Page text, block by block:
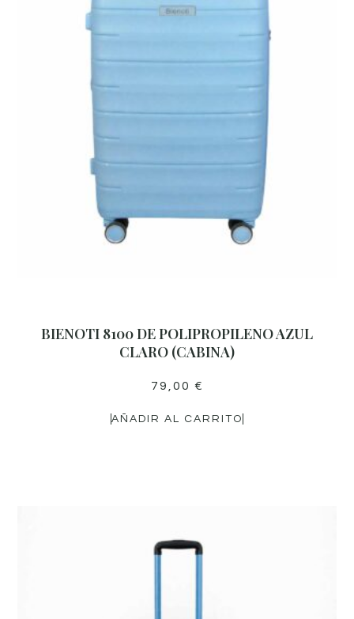
BIENOTI 8100 DE POLIPROPILENO AZUL
CLARO (CABINA)
79,00 €
AÑADIR AL CARRITO